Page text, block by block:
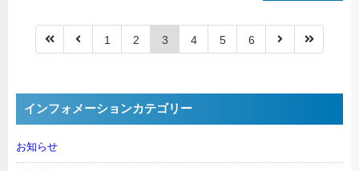
1 2 3 4 5 6
インフォメーションカテゴリー
お知らせ